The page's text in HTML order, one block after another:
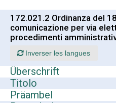
172.021.2 Ordinanza del
comunicazione per via
procedimenti
Inverser les langues
Überschrift
Titolo
Präambel